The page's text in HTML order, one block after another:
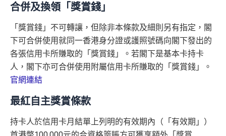
合併及換領「獎賞錢」
「獎賞錢」不可轉讓，但除非本條款及細則另有指定，閣
下可合併使用就同一香港身分證或護照號碼向閣下發出的
各張信用卡所賺取的「獎賞錢」。若閣下是基本卡持卡
人，閣下亦可合併使用附屬信用卡所賺取的「獎賞錢」。
官網連結
最紅自主獎賞條款
持卡人於信用卡月結單上列明的有效期內（「有效期」）